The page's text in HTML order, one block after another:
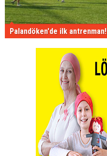
Palandöken'de ilk antrenman!